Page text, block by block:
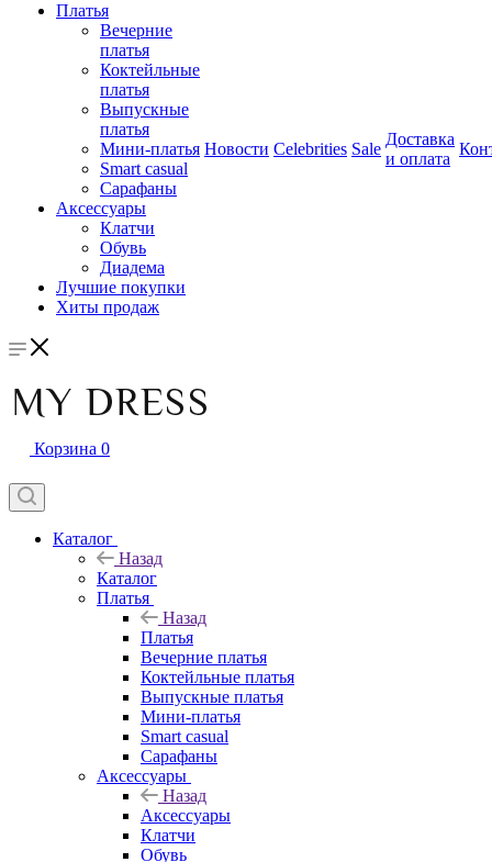
Платья
Вечерние
платья
Коктейльные
платья
Выпускные
платья
Мини-платья
Smart casual
Сарафаны
Аксессуары
Клатчи
Обувь
Диадема
Лучшие покупки
Хиты продаж
Новости Celebrities Sale
Доставка
и оплата
Корзина 0
Каталог
Назад
Каталог
Платья
Назад
Платья
Вечерние платья
Коктейльные платья
Выпускные платья
Мини-платья
Smart casual
Сарафаны
Аксессуары
Назад
Аксессуары
Клатчи
Обувь